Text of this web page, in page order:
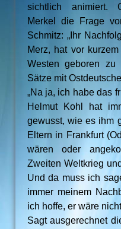
sichtlich animiert.
Merkel die Frage
Schmitz: „Ihr
Merz, hat vor
Westen geboren zu
Sätze mit
„Na ja, ich habe das
Helmut Kohl hat
gewusst, wie es ihm
Eltern in Frankfurt
wären oder
Zweiten Weltkrieg
Und da muss ich
immer meinem
ich hoffe, er wäre
Sagt ausgerechnet